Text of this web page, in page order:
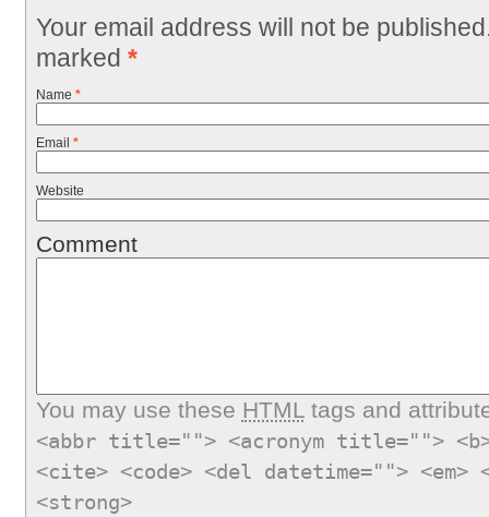
Your email address will not be
marked *
Name *
Email *
Website
Comment
You may use these HTMLtags and
<abbr title=""> <acronym title="">
<cite> <code> <del datetime="">
<strong>